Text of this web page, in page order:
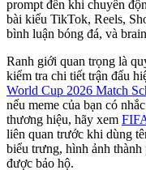
prompt đến khi chuyển
bài kiểu TikTok, Reels,
bình luận bóng đá, và
Ranh giới quan trọng là
kiểm tra chi tiết trận đấu
World Cup 2026 Match
nếu meme của bạn có
thương hiệu, hãy xem
liên quan trước khi dùng
biểu trưng, hình ảnh
được bảo hộ.